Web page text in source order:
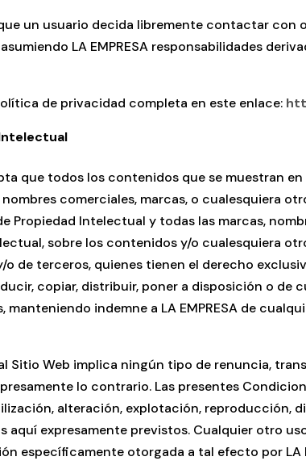
un usuario decida libremente contactar con
LA EMPRESA responsabilidades
de privacidad completa en este enlace:
que todos los contenidos que se muestran
comerciales, marcas, o cualesquiera
Propiedad Intelectual y todas las marcas,
sobre los contenidos y/o cualesquiera
y/o de terceros, quienes tienen el derecho
copiar, distribuir, poner a disposición o
indemne a LA EMPRESA de
Sitio Web implica ningún tipo de renuncia,
lo contrario. Las presentes
alteración, explotación, reproducción,
aquí expresamente previstos. Cualquier otro
específicamente otorgada a tal efecto por